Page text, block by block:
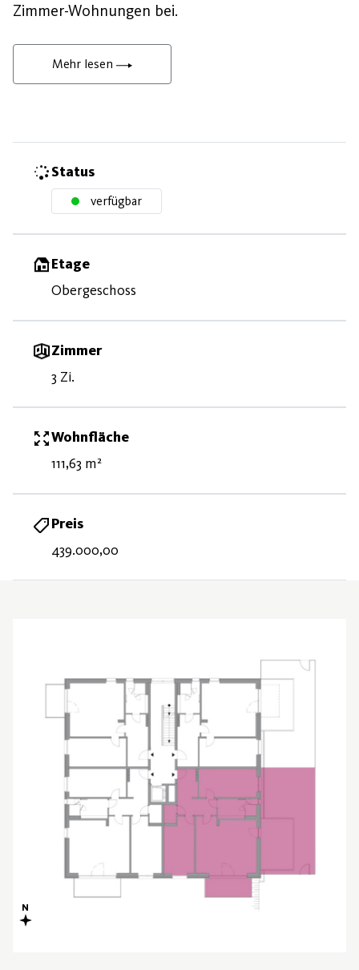
Zimmer-Wohnungen bei.
Mehr lesen
Status
verfügbar
Etage
Obergeschoss
Zimmer
3 Zi.
Wohnfläche
111,63 m²
Preis
439.000,00